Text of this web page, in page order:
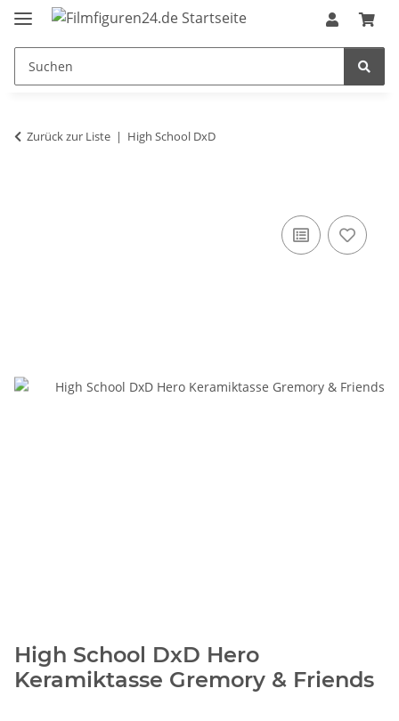
Zurück zur Liste High School DxD
High School DxD Hero
Keramiktasse Gremory & Friends